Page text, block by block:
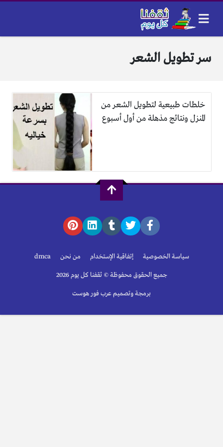
سر تطويل الشعر
خلطات طبيعية لتطويل الشعر من
المنزل ونتائج مذهلة من أول أسبوع
سياسة الخصوصية إتفاقية الإستخدام من نحن dmca
جميع الحقوق محفوظة © ثقفنا كل يوم 2026
برمجة وتصميم عرب فور هوست